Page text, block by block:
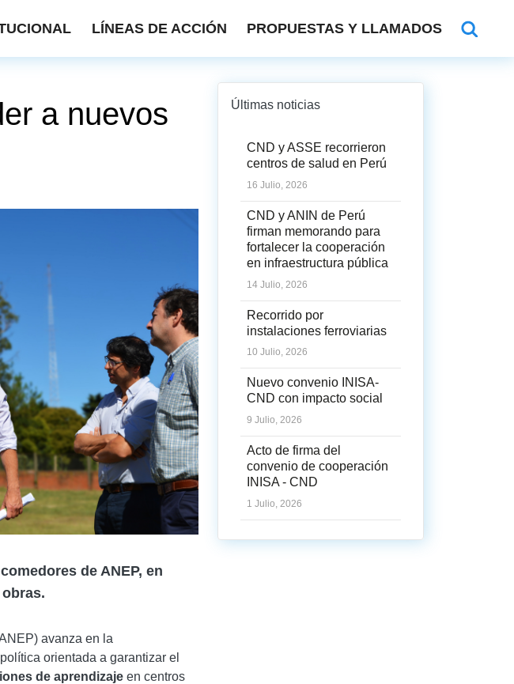
LÍNEAS DE ACCIÓN PROPUESTAS Y LLAMADOS
a nuevos
de ANEP, en
avanza en la
orientada a garantizar el
de aprendizajeen centros
Últimas noticias
CND y ASSE recorrieron
centros de salud en Perú
16 Julio, 2026
CND y ANIN de Perú
firman memorando para
fortalecer la cooperación
en infraestructura pública
14 Julio, 2026
Recorrido por
instalaciones ferroviarias
10 Julio, 2026
Nuevo convenio INISA-
CND con impacto social
9 Julio, 2026
Acto de firma del
convenio de cooperación
INISA - CND
1 Julio, 2026